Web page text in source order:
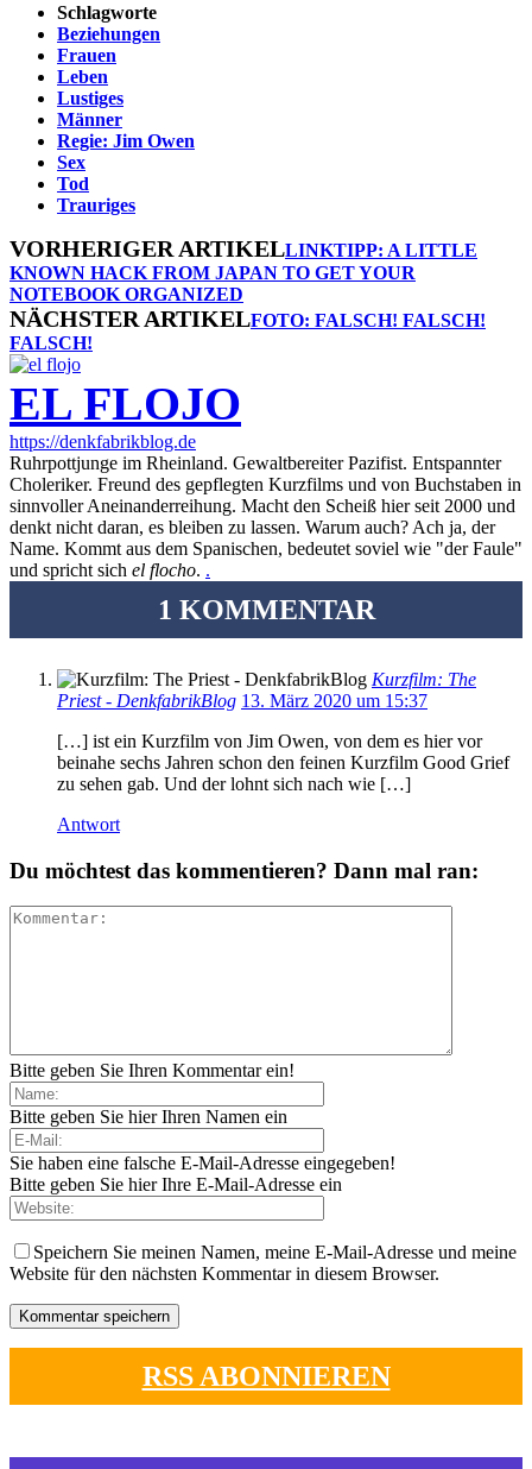
Schlagworte
Beziehungen
Frauen
Leben
Lustiges
Männer
Regie: Jim Owen
Sex
Tod
Trauriges
VORHERIGER ARTIKELLINKTIPP: A LITTLE
KNOWN HACK FROM JAPAN TO GET YOUR
NOTEBOOK ORGANIZED
NÄCHSTER ARTIKELFOTO: FALSCH! FALSCH!
FALSCH!
EL FLOJO
https://denkfabrikblog.de
Ruhrpottjunge im Rheinland. Gewaltbereiter Pazifist. Entspannter
Choleriker. Freund des gepflegten Kurzfilms und von Buchstaben in
sinnvoller Aneinanderreihung. Macht den Scheiß hier seit 2000 und
denkt nicht daran, es bleiben zu lassen. Warum auch? Ach ja, der
Name. Kommt aus dem Spanischen, bedeutet soviel wie "der Faule"
und spricht sich el flocho. .
1 KOMMENTAR
Kurzfilm: The
Priest - DenkfabrikBlog 13. März 2020 um 15:37
[…] ist ein Kurzfilm von Jim Owen, von dem es hier vor
beinahe sechs Jahren schon den feinen Kurzfilm Good Grief
zu sehen gab. Und der lohnt sich nach wie […]
Antwort
Du möchtest das kommentieren? Dann mal ran:
Bitte geben Sie Ihren Kommentar ein!
Bitte geben Sie hier Ihren Namen ein
Sie haben eine falsche E-Mail-Adresse eingegeben!
Bitte geben Sie hier Ihre E-Mail-Adresse ein
Speichern Sie meinen Namen, meine E-Mail-Adresse und meine
Website für den nächsten Kommentar in diesem Browser.
RSS ABONNIEREN